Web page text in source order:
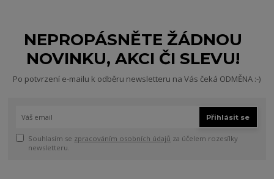
NEPROPÁSNĚTE ŽÁDNOU
NOVINKU, AKCI ČI SLEVU!
Po potvrzení e-mailu k odběru newsletteru na Vás čeká ODMĚNA :-)
Přihlásit se
Souhlasím se zpracováním osobních údajů za účelem rozesílky
newsletteru.